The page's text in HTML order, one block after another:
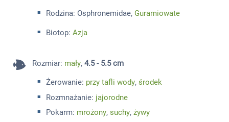
Rodzina: Osphronemidae, Guramiowate
Biotop: Azja
Rozmiar: mały,4.5 - 5.5 cm
Żerowanie: przy tafli wody, środek
Rozmnażanie: jajorodne
Pokarm: mrożony, suchy, żywy